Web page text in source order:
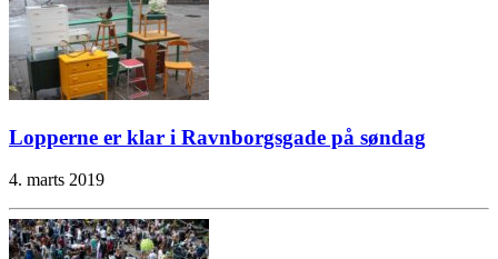
Lopperne er klar i Ravnborgsgade på søndag
4. marts 2019